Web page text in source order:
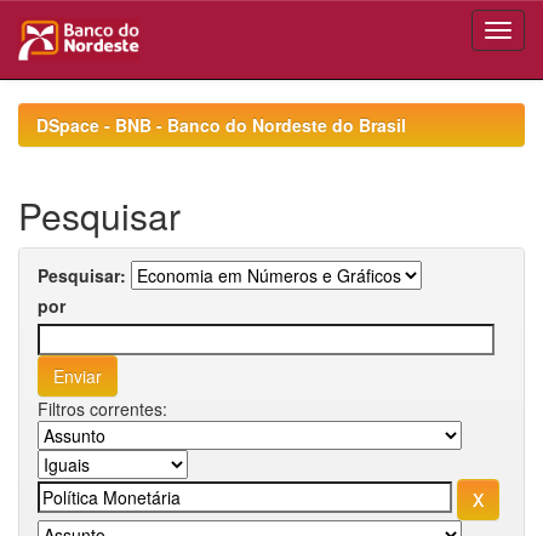
navigationDSpace - BNB - Banco do Nordeste do Brasil
Pesquisar
Pesquisar:
por
Filtros correntes: